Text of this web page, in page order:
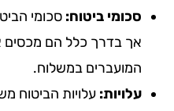
סכומי ביטוח:סכומי הביטוח
אך בדרך כלל הם מכסים את
המועברים במשלוח.
עלויות:עלויות הביטוח